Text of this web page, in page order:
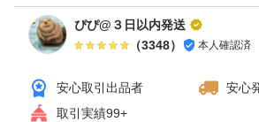
価格は都度変わります、安い時と同じ
受けしてません。
ぴぴ@３日以内発送
（3348） 本人確認済
安心取引出品者
安心
取引実績99+